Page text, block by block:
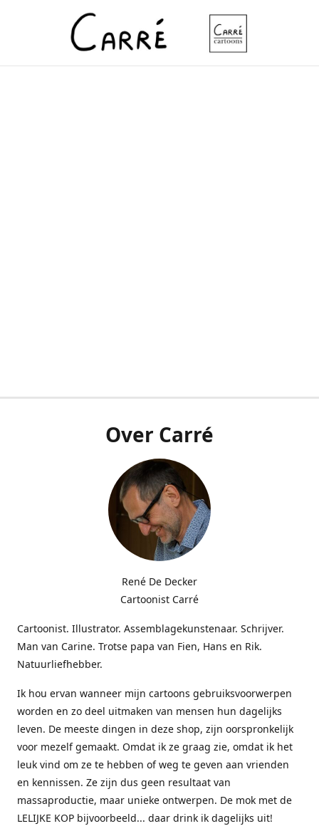
Over Carré
René De Decker
Cartoonist Carré
Cartoonist. Illustrator. Assemblagekunstenaar. Schrijver.
Man van Carine. Trotse papa van Fien, Hans en Rik.
Natuurliefhebber.
Ik hou ervan wanneer mijn cartoons gebruiksvoorwerpen
worden en zo deel uitmaken van mensen hun dagelijks
leven. De meeste dingen in deze shop, zijn oorspronkelijk
voor mezelf gemaakt. Omdat ik ze graag zie, omdat ik het
leuk vind om ze te hebben of weg te geven aan vrienden
en kennissen. Ze zijn dus geen resultaat van
massaproductie, maar unieke ontwerpen. De mok met de
LELIJKE KOP bijvoorbeeld... daar drink ik dagelijks uit!